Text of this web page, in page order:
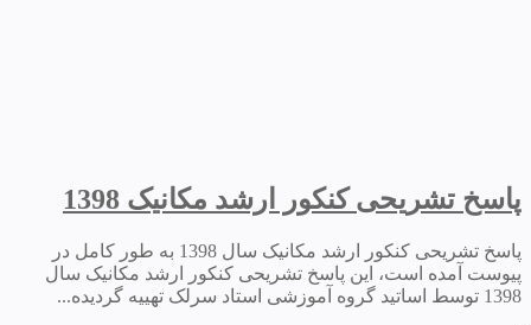
پاسخ تشریحی کنکور ارشد مکانیک 1398
پاسخ تشریحی کنکور ارشد مکانیک سال 1398 به طور کامل در
پیوست آمده است، این پاسخ تشریحی کنکور ارشد مکانیک سال
1398 توسط اساتید گروه آموزشی استاد سرلک تهییه گردیده...